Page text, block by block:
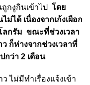
กงูกินเข้าไป โดย
ม่ได้ เนื่องจากเก้งเผือก
ลกรัม ขณะที่ช่วงเวลา
ก็ห่างจากช่วงเวลาที่
กว่า 2 เดือน
ไม่มีทำเรื่องแจ้งเข้า